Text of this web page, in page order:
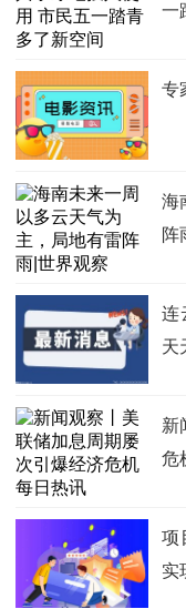
一
专
海
阵
连
天
新
危
项
实